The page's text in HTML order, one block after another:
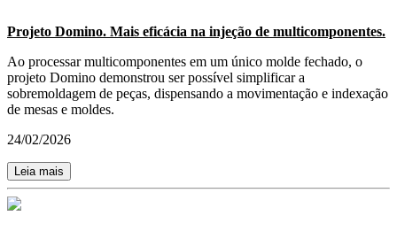
Projeto Domino. Mais eficácia na injeção de multicomponentes.
Ao processar multicomponentes em um único molde fechado, o
projeto Domino demonstrou ser possível simplificar a
sobremoldagem de peças, dispensando a movimentação e indexação
de mesas e moldes.
24/02/2026
Leia mais